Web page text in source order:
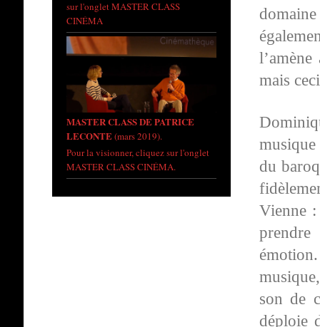
mais
du
Vienne
son de
déploie
sur l'onglet MASTER CLASS
CINÉMA
MASTER CLASS DE PATRICE
LECONTE(mars 2019).
Pour la visionner, cliquez sur l'onglet
MASTER CLASS CINÉMA.